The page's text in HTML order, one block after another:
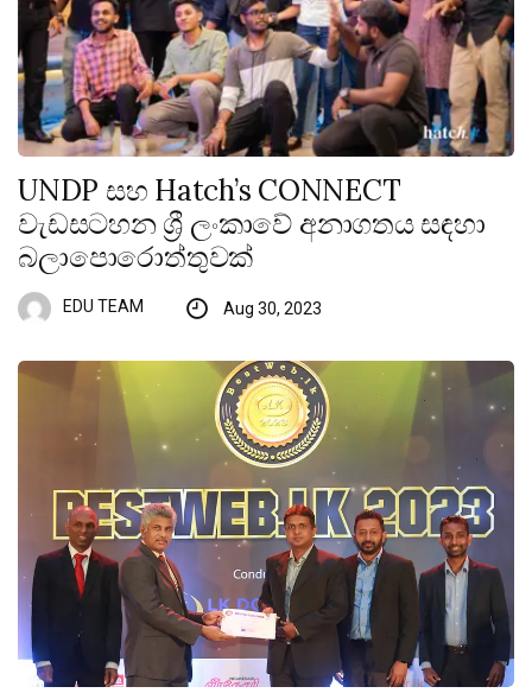
UNDP සහ Hatch’s CONNECT
වැඩසටහන ශ්‍රී ලංකාවේ අනාගතය සඳහා
බලාපොරොත්තුවක්
EDU TEAM Aug 30, 2023